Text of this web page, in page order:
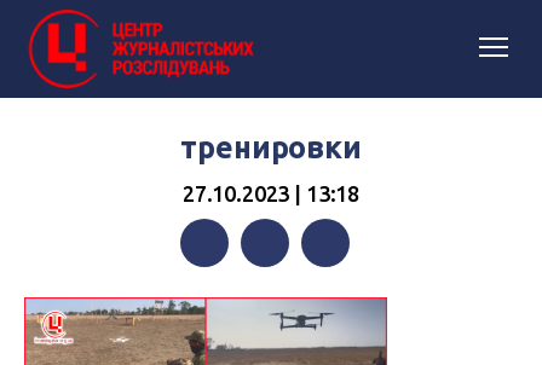
тренировки
27.10.2023 | 13:18